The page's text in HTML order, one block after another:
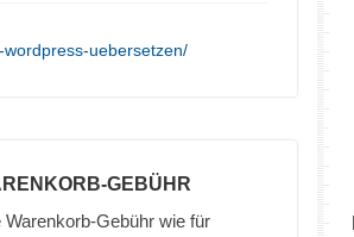
uebersetzen/
GEBÜHR
Gebühr wie für